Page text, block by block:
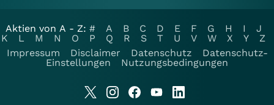
Aktien von A - Z: # A B C D E F G H I
J
K
L M N O P Q R S T U V W X Y
Z
Impressum
Disclaimer Datenschutz
Datenschutz-
Einstellungen
Nutzungsbedingungen